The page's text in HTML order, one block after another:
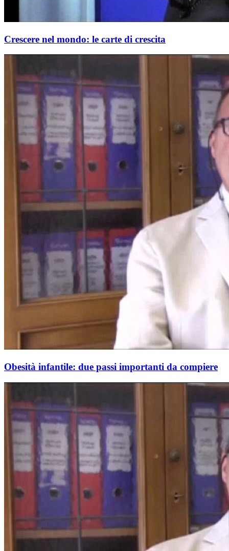
Crescere nel mondo: le carte di crescita
Obesità infantile: due passi importanti da compiere